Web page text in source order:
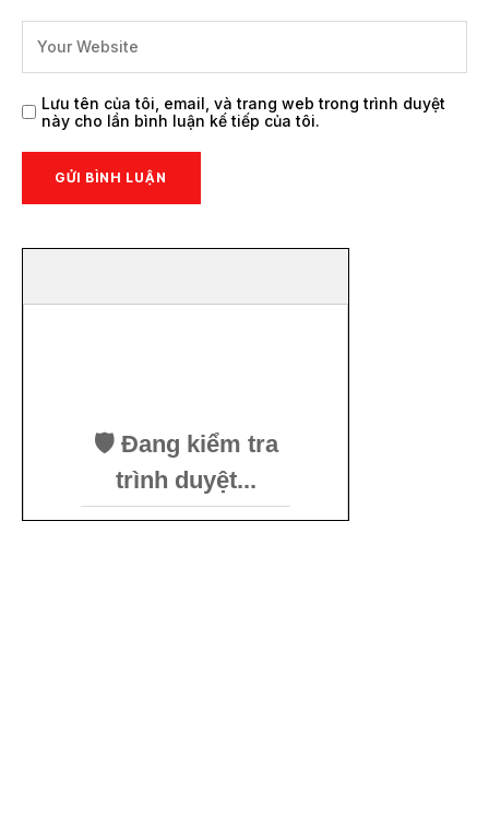
Lưu tên của tôi, email, và trang web trong trình duyệt
này cho lần bình luận kế tiếp của tôi.